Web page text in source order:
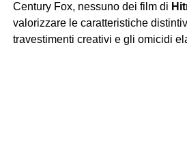
Century Fox, nessuno dei film di
valorizzare le caratteristiche
travestimenti creativi e gli omicidi